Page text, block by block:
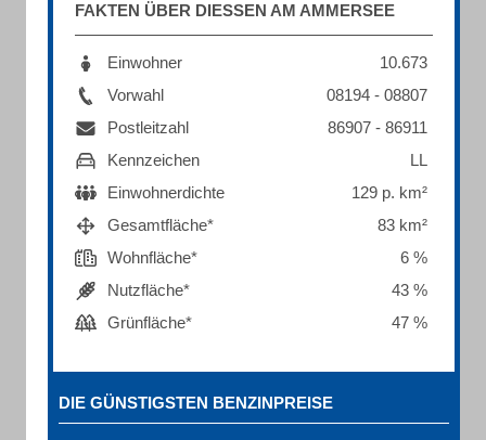
FAKTEN ÜBER DIESSEN AM AMMERSEE
Einwohner
10.673
Vorwahl
08194 - 08807
Postleitzahl
86907 - 86911
Kennzeichen
LL
Einwohnerdichte
129 p. km²
Gesamtfläche*
83 km²
Wohnfläche*
6 %
Nutzfläche*
43 %
Grünfläche*
47 %
DIE GÜNSTIGSTEN BENZINPREISE